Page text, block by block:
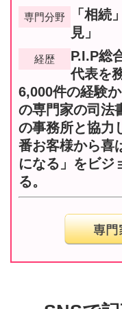
専門分野
「相続
見」
経歴
P.I.P総
代表を
6,000件の経験
の専門家の司法
の事務所と協力
番お客様から喜
になる」をビジ
る。